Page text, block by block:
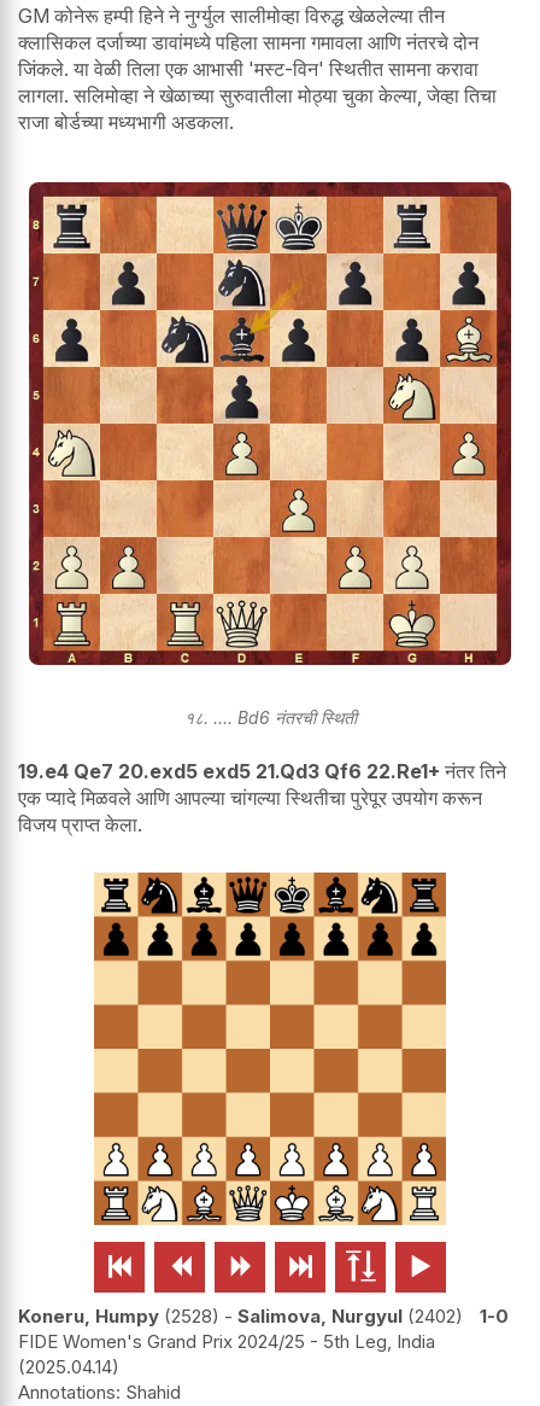
GM कोनेरू हम्पी हिने ने नुर्ग्युल सालीमोव्हा विरुद्ध खेळलेल्या तीन
क्लासिकल दर्जाच्या डावांमध्ये पहिला सामना गमावला आणि नंतरचे दोन
जिंकले. या वेळी तिला एक आभासी 'मस्ट-विन' स्थितीत सामना करावा
लागला. सलिमोव्हा ने खेळाच्या सुरुवातीला मोठ्या चुका केल्या, जेव्हा तिचा
राजा बोर्डच्या मध्यभागी अडकला.
१८. .... Bd6 नंतरची स्थिती
19.e4 Qe7 20.exd5 exd5 21.Qd3 Qf6 22.Re1+ नंतर तिने
एक प्यादे मिळवले आणि आपल्या चांगल्या स्थितीचा पुरेपूर उपयोग करून
विजय प्राप्त केला.
     
Koneru, Humpy 2528 - Salimova, Nurgyul 2402
1-0
FIDE Women's Grand Prix 2024/25 - 5th Leg, India
2025.04.14
Shahid